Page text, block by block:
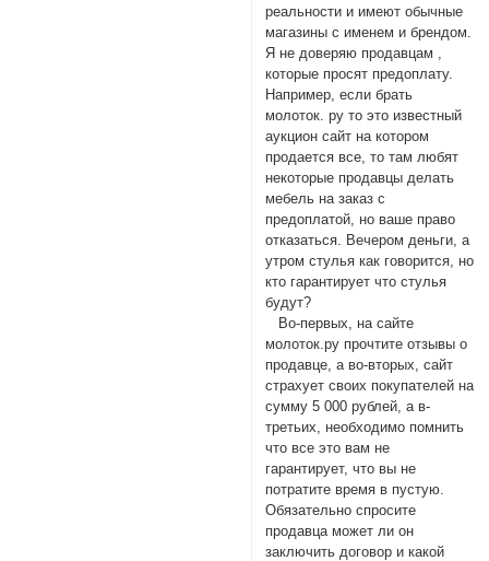
реальности и имеют обычные
магазины с именем и брендом.
Я не доверяю продавцам ,
которые просят предоплату.
Например, если брать
молоток. ру то это известный
аукцион сайт на котором
продается все, то там любят
некоторые продавцы делать
мебель на заказ с
предоплатой, но ваше право
отказаться. Вечером деньги, а
утром стулья как говорится, но
кто гарантирует что стулья
будут?
Во-первых, на сайте
молоток.ру прочтите отзывы о
продавце, а во-вторых, сайт
страхует своих покупателей на
сумму 5 000 рублей, а в-
третьих, необходимо помнить
что все это вам не
гарантирует, что вы не
потратите время в пустую.
Обязательно спросите
продавца может ли он
заключить договор и какой